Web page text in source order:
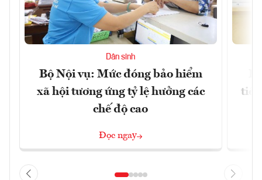
Dân sinh
Bộ Nội vụ: Mức đóng bảo hiểm
xã hội tương ứng tỷ lệ hưởng các
chế độ cao
Đọc ngay